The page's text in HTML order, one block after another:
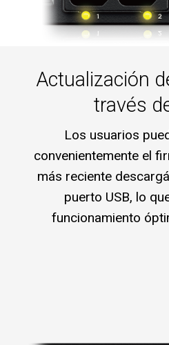
Actualización
través
Los usuarios
convenientemente el
más reciente
puerto USB, lo
funcionamiento